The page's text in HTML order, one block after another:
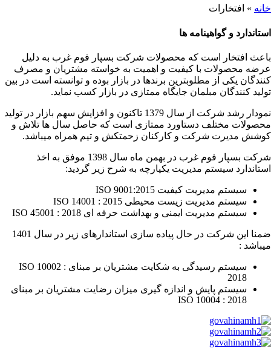
خانه » افتخارات
استاندارد و گواهینامه ها
باعث افتخار است که محصولات شرکت بسپار فوم غرب به دلیل
عرضه محصولات با کیفیت و اهمیت به خواسته مشتریان و مصرف
کنندگان یکی از مطلوبترین برندها در بازار بوده و توانسته است در بین
تولید کنندگان مبلمان جایگاه ممتازی در بازار کسب نماید.
نمودار رشد شرکت از سال 1379 تاکنون و افزایش سهم بازار در تولید
محصولات مختلف دستاورد ممتازی است که حاصل سال ها تلاش و
کوشش مدیرت شرکت و کارکنان زحمتکش و تیم همراه میباشد.
شرکت بسپار فوم غرب در بهمن ماه سال 1398 موفق به اخذ
استاندارد سیستم مدیریت یکپارچه به شرح زیر گردید:
سیستم مدیریت کیفیت ISO 9001:2015
سیستم مدیریت زیست محیطی ISO 14001 : 2015
سیستم مدیریت ایمنی و بهداشت حرفه ای ISO 45001 : 2018
ضمنا این شرکت در حال پیاده سازی استاندارهای زیر در سال 1401
میباشد :
سیستم رسیدگی به شکایت مشتریان بر مبنای ISO 10002 :
2018
سیستم پایش و اندازه گیری میزان رضایت مشتریان بر مبنای
ISO 10004 : 2018